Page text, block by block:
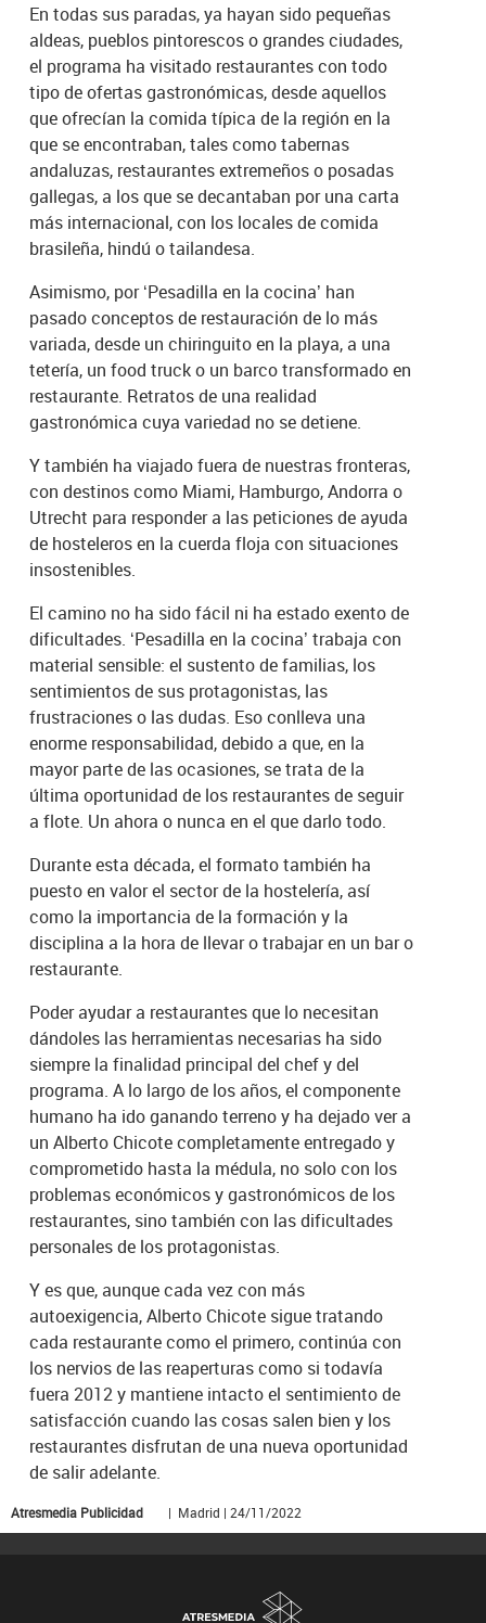
En todas sus paradas, ya hayan sido pequeñas
aldeas, pueblos pintorescos o grandes ciudades,
el programa ha visitado restaurantes con todo
tipo de ofertas gastronómicas, desde aquellos
que ofrecían la comida típica de la región en la
que se encontraban, tales como tabernas
andaluzas, restaurantes extremeños o posadas
gallegas, a los que se decantaban por una carta
más internacional, con los locales de comida
brasileña, hindú o tailandesa.
Asimismo, por ‘Pesadilla en la cocina’ han
pasado conceptos de restauración de lo más
variada, desde un chiringuito en la playa, a una
tetería, un food truck o un barco transformado en
restaurante. Retratos de una realidad
gastronómica cuya variedad no se detiene.
Y también ha viajado fuera de nuestras fronteras,
con destinos como Miami, Hamburgo, Andorra o
Utrecht para responder a las peticiones de ayuda
de hosteleros en la cuerda floja con situaciones
insostenibles.
El camino no ha sido fácil ni ha estado exento de
dificultades. ‘Pesadilla en la cocina’ trabaja con
material sensible: el sustento de familias, los
sentimientos de sus protagonistas, las
frustraciones o las dudas. Eso conlleva una
enorme responsabilidad, debido a que, en la
mayor parte de las ocasiones, se trata de la
última oportunidad de los restaurantes de seguir
a flote. Un ahora o nunca en el que darlo todo.
Durante esta década, el formato también ha
puesto en valor el sector de la hostelería, así
como la importancia de la formación y la
disciplina a la hora de llevar o trabajar en un bar o
restaurante.
Poder ayudar a restaurantes que lo necesitan
dándoles las herramientas necesarias ha sido
siempre la finalidad principal del chef y del
programa. A lo largo de los años, el componente
humano ha ido ganando terreno y ha dejado ver a
un Alberto Chicote completamente entregado y
comprometido hasta la médula, no solo con los
problemas económicos y gastronómicos de los
restaurantes, sino también con las dificultades
personales de los protagonistas.
Y es que, aunque cada vez con más
autoexigencia, Alberto Chicote sigue tratando
cada restaurante como el primero, continúa con
los nervios de las reaperturas como si todavía
fuera 2012 y mantiene intacto el sentimiento de
satisfacción cuando las cosas salen bien y los
restaurantes disfrutan de una nueva oportunidad
de salir adelante.
Atresmedia Publicidad | Madrid | 24/11/2022